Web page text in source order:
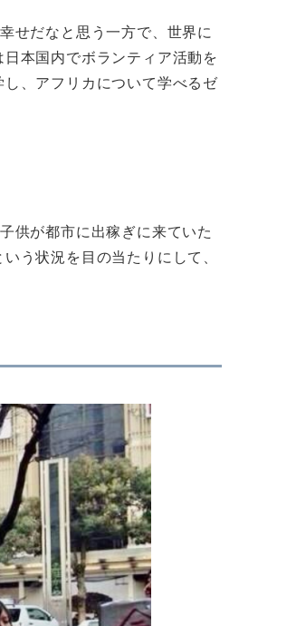
せだなと思う一方で、世界に
本国内でボランティア活動を
、アフリカについて学べるゼ
供が都市に出稼ぎに来ていた
う状況を目の当たりにして、